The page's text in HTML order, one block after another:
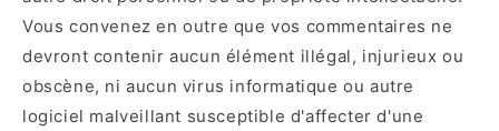
Vous convenez en outre que vos commentaires ne
devront contenir aucun élément illégal, injurieux ou
obscène, ni aucun virus informatique ou autre
logiciel malveillant susceptible d'affecter d'une